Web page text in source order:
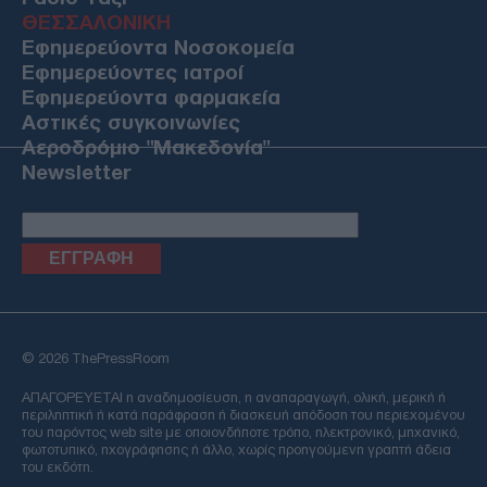
ΘΕΣΣΑΛΟΝΙΚΗ
Εφημερεύοντα Νοσοκομεία
Εφημερεύοντες ιατροί
Εφημερεύοντα φαρμακεία
Αστικές συγκοινωνίες
Αεροδρόμιο "Μακεδονία"
Newsletter
Email
© 2026 ThePressRoom
ΑΠΑΓΟΡΕΥΕΤΑΙ η αναδημοσίευση, η αναπαραγωγή, ολική, μερική ή
περιληπτική ή κατά παράφραση ή διασκευή απόδοση του περιεχομένου
του παρόντος web site με οποιονδήποτε τρόπο, ηλεκτρονικό, μηχανικό,
φωτοτυπικό, ηχογράφησης ή άλλο, χωρίς προηγούμενη γραπτή άδεια
του εκδότη.